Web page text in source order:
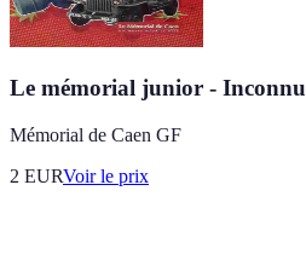
Le mémorial junior - Inconnu
Mémorial de Caen GF
2 EURVoir le prix